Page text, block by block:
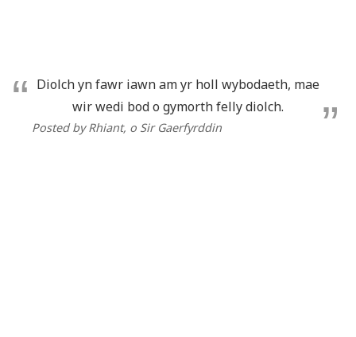
Diolch yn fawr iawn am yr holl wybodaeth, mae
wir wedi bod o gymorth felly diolch.
Posted by Rhiant, o Sir Gaerfyrddin